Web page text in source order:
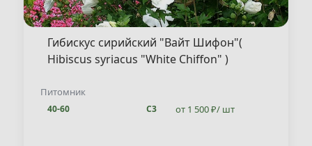
Гибискус сирийский "Вайт Шифон"(
Hibiscus syriacus "White Chiffon" )
Питомник
40-60 С3 от 1 500 ₽/ шт